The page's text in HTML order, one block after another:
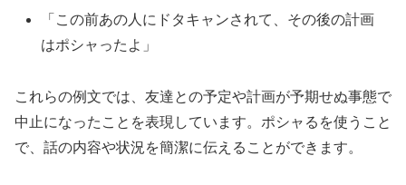
「この前あの人にドタキャンされて、その後の計画
はポシャったよ」
これらの例文では、友達との予定や計画が予期せぬ事態で
中止になったことを表現しています。ポシャるを使うこと
で、話の内容や状況を簡潔に伝えることができます。